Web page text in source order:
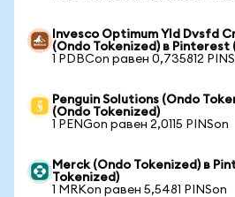
Invesco Optimum Yld Dvsfd
(Ondo Tokenized) в Pinterest
1 PDBCon равен 0,735812
Penguin Solutions (Ondo
(Ondo Tokenized)
1 PENGon равен 2,0115 PINSon
Merck (Ondo Tokenized) в
Tokenized)
1 MRKon равен 5,5481 PINSon